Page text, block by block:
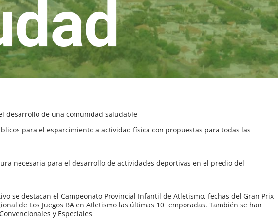
desarrollo de una comunidad saludable
para el esparcimiento a actividad física con propuestas para todas las
necesaria para el desarrollo de actividades deportivas en el predio del
se destacan el Campeonato Provincial Infantil de Atletismo, fechas del Gran Prix
de Los Juegos BA en Atletismo las últimas 10 temporadas. También se han
y Especiales